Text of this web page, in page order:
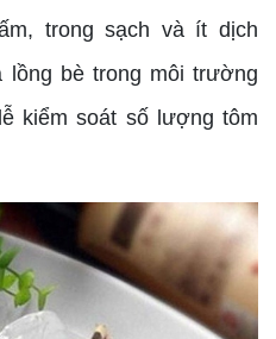
trong sạch và ít dịch
lồng bè trong môi trường
kiểm soát số lượng tôm